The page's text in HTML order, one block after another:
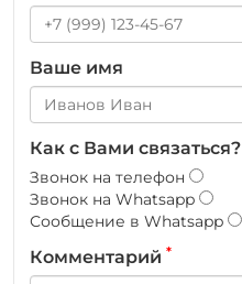
Ваше имя
Как с Вами связаться?
Звонок на телефон
Звонок на Whatsapp
Сообщение в Whatsapp
Комментарий *